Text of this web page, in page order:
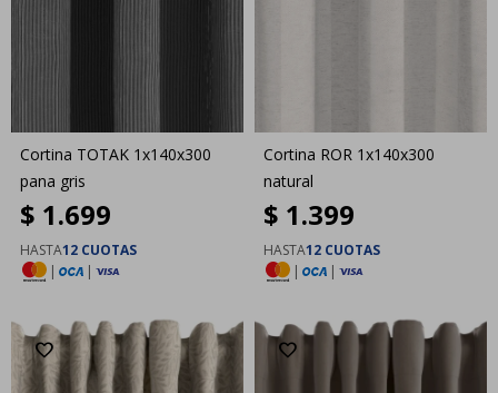
Cortina TOTAK 1x140x300
pana gris
$ 1.699
HASTA12 CUOTAS
|
|
Cortina ROR 1x140x300
natural
$ 1.399
HASTA12 CUOTAS
|
|